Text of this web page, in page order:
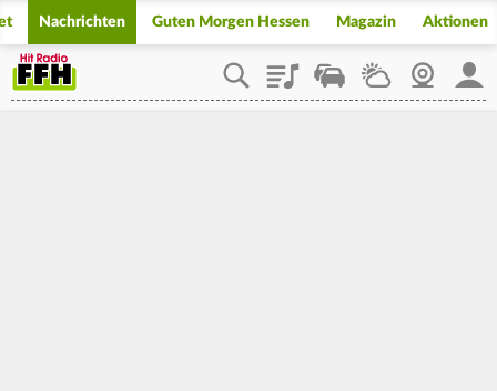
Nachrichten Guten Morgen Hessen Magazin Aktionen
PlaylistStaupilotWetterWebcam